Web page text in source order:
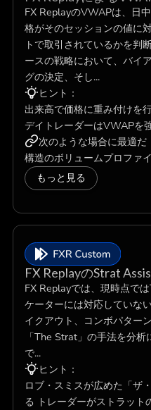
FX ReplayのVWAPは、日
格がそのセッションの値に
トで取引されているかを判
ースの戦略において、バイ
グの決定、そし...
ヒント：
出来高で価格に重み付けを
デイトレーダーはVWAPを
次のような場合に最適だ
構造のボリュームプロファ
もっと見る
FX ReplayのStrat
FX Replayでは、現時点で
ケーターには対応していな
イクアウト、コンボパター
「The Strat」の手法を分
で...
ヒント：
ロブ・スミスが広めた「ザ
る トレーダーがストラット